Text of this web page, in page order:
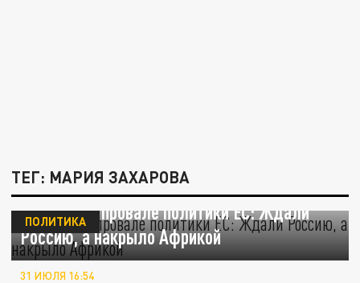
ТЕГ: МАРИЯ ЗАХАРОВА
Захарова о провале политики ЕС: Ждали
Россию, а накрыло Африкой
ПОЛИТИКА
31 ИЮЛЯ 16:54